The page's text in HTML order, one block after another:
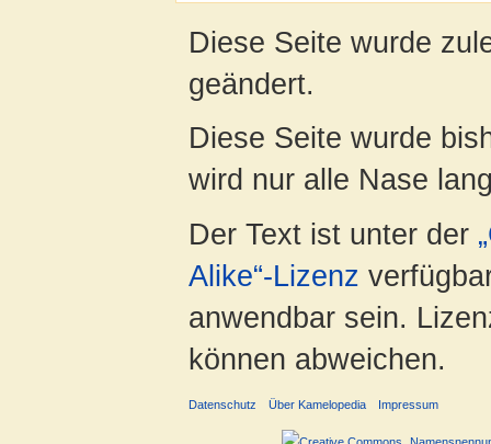
Diese Seite wurde
geändert.
Diese Seite wurde
wird nur alle Nase
Der Text ist unter der
Alike“-Lizenz
anwendbar sein.
können abweichen.
Datenschutz Über Kamelopedia Impressum